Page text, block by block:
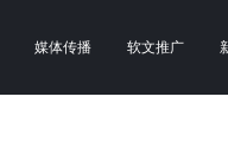
媒体传播 软文推广